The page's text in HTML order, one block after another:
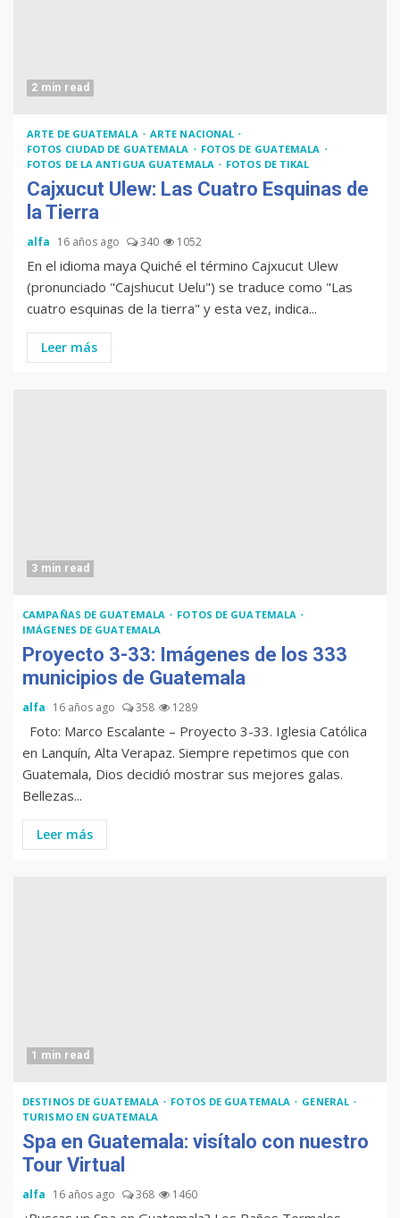
2 min read
ARTE DE GUATEMALA
ARTE NACIONAL
FOTOS CIUDAD DE GUATEMALA
FOTOS DE GUATEMALA
FOTOS DE LA ANTIGUA GUATEMALA
FOTOS DE TIKAL
Cajxucut Ulew: Las Cuatro Esquinas de
la Tierra
alfa 16 años ago 340 1052
En el idioma maya Quiché el término Cajxucut Ulew
(pronunciado "Cajshucut Uelu") se traduce como "Las
cuatro esquinas de la tierra" y esta vez, indica...
Leer más
3 min read
CAMPAÑAS DE GUATEMALA
FOTOS DE GUATEMALA
IMÁGENES DE GUATEMALA
Proyecto 3-33: Imágenes de los 333
municipios de Guatemala
alfa 16 años ago 358 1289
Foto: Marco Escalante – Proyecto 3-33. Iglesia Católica
en Lanquín, Alta Verapaz. Siempre repetimos que con
Guatemala, Dios decidió mostrar sus mejores galas.
Bellezas...
Leer más
1 min read
DESTINOS DE GUATEMALA FOTOS DE GUATEMALA
GENERAL
TURISMO EN GUATEMALA
Spa en Guatemala: visítalo con nuestro
Tour Virtual
alfa 16 años ago 368 1460